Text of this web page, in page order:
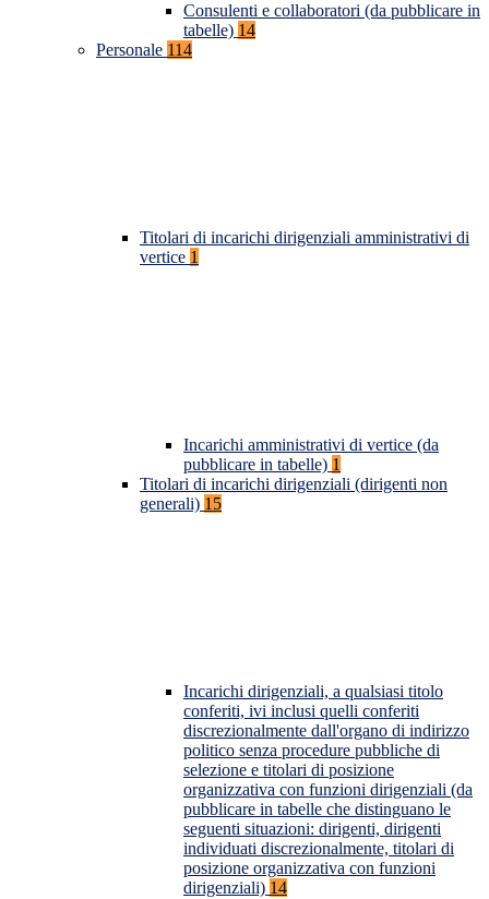
Consulenti e collaboratori (da pubblicare in
tabelle) 14
Personale 114
Titolari di incarichi dirigenziali amministrativi di
vertice 1
Incarichi amministrativi di vertice (da
pubblicare in tabelle) 1
Titolari di incarichi dirigenziali (dirigenti non
generali) 15
Incarichi dirigenziali, a qualsiasi titolo
conferiti, ivi inclusi quelli conferiti
discrezionalmente dall'organo di indirizzo
politico senza procedure pubbliche di
selezione e titolari di posizione
organizzativa con funzioni dirigenziali (da
pubblicare in tabelle che distinguano le
seguenti situazioni: dirigenti, dirigenti
individuati discrezionalmente, titolari di
posizione organizzativa con funzioni
dirigenziali) 14